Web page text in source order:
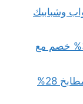
ابواب وشبابيك
تفصيل وتركيب ابواب المنيوم الدمام 35% خصم مع
فني المنيوم الدمام – ابواب اكورديون ومطابخ 28%